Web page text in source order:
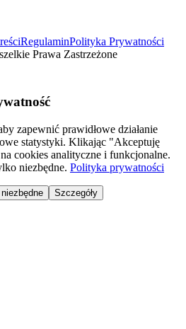
RegulaminPolityka Prywatności
Prawa Zastrzeżone
zapewnić prawidłowe działanie
statystyki. Klikając "Akceptuję
cookies analityczne i funkcjonalne.
niezbędne. Polityka prywatności
Szczegóły